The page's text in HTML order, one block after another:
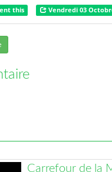
this Vendredi 03
Carrefour de la